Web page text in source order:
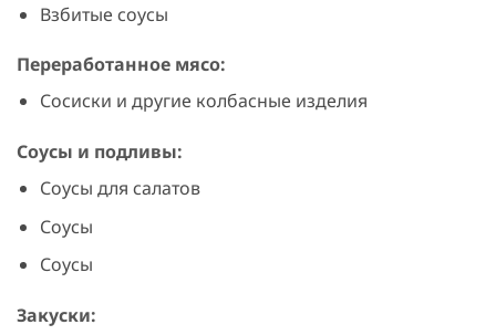
Взбитые соусы
Переработанное мясо:
Сосиски и другие колбасные изделия
Соусы и подливы:
Соусы для салатов
Соусы
Соусы
Закуски: